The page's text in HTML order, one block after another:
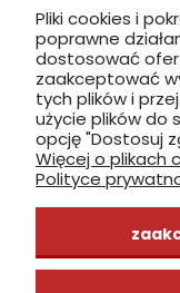
Pliki cookies i
poprawne
dostosować
zaakceptować
tych plików i
użycie plików do
opcję "Dostosuj
Więcej o plikach
Polityce